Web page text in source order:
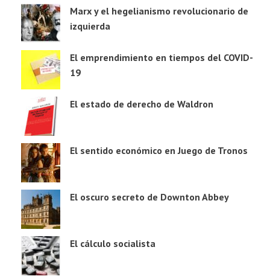
Marx y el hegelianismo revolucionario de
izquierda
El emprendimiento en tiempos del COVID-
19
El estado de derecho de Waldron
El sentido económico en Juego de Tronos
El oscuro secreto de Downton Abbey
El cálculo socialista